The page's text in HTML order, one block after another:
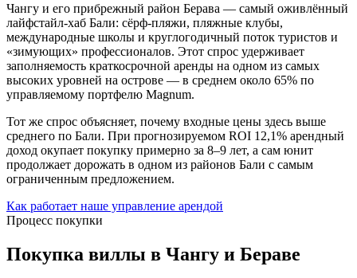
Чангу и его прибрежный район Берава — самый оживлённый
лайфстайл-хаб Бали: сёрф-пляжи, пляжные клубы,
международные школы и круглогодичный поток туристов и
«зимующих» профессионалов. Этот спрос удерживает
заполняемость краткосрочной аренды на одном из самых
высоких уровней на острове — в среднем около 65% по
управляемому портфелю Magnum.
Тот же спрос объясняет, почему входные цены здесь выше
среднего по Бали. При прогнозируемом ROI 12,1% арендный
доход окупает покупку примерно за 8–9 лет, а сам юнит
продолжает дорожать в одном из районов Бали с самым
ограниченным предложением.
Как работает наше управление арендой
Процесс покупки
Покупка виллы в Чангу и Бераве